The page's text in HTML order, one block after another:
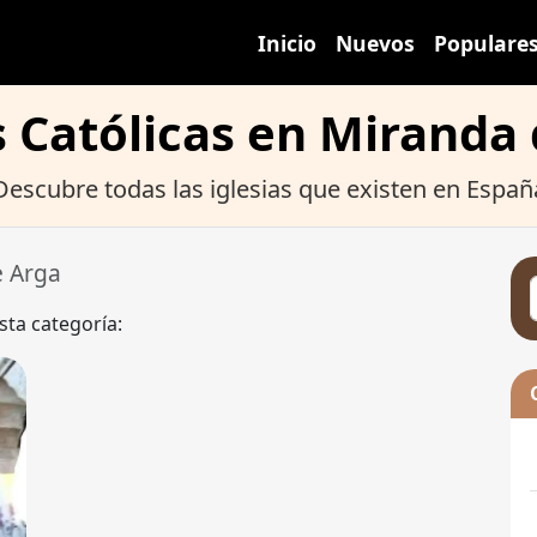
Inicio Nuevos
Católicas en Miranda
todas las iglesias que existen en
Arga
categoría: